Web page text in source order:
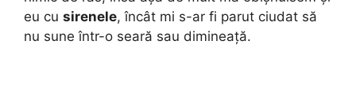
eu cu sirenele, încât mi s-ar fi parut ciudat să
nu sune într-o seară sau dimineață.